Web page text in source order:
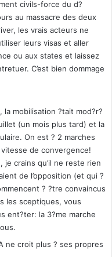
civils-force du d?
au massacre des deux
les vrais acteurs ne
leurs visas et aller
ou aux states et laissez
C’est bien dommage
la mobilisation ?tait mod?r?
(un mois plus tard) et la
On est ? 2 marches
de convergence!
je crains qu’il ne reste rien
de l’opposition (et qui ?
? ?tre convaincus
les sceptiques, vous
ent?ter: la 3?me marche
ne croit plus ? ses propres